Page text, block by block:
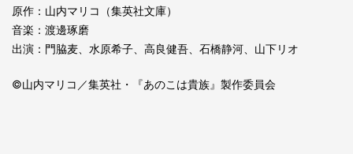
原作：山内マリコ（集英社文庫）
音楽：渡邊琢磨
出演：⾨脇⻨、⽔原希⼦、⾼良健吾、⽯橋静河、⼭下リオ
©山内マリコ／集英社・『あのこは貴族』製作委員会